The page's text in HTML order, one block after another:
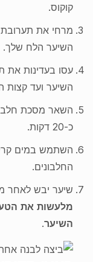
קוקוס.
מרחי את תערובת
השיער הלח שלך.
עסו בעדינות את
השיער ועד קצות
השאר מסכת
כ-20 דקות.
השתמש במים
החלבונים.
שיער יבש לאחר
מלעשות את
השיער.